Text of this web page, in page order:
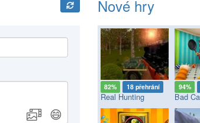
😄
Nové hry
82% 18 přehrání
Real Hunting
94%